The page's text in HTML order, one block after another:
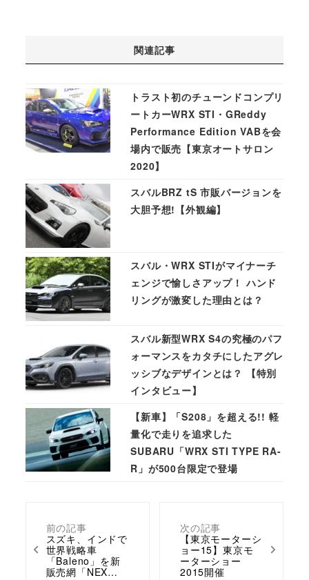
前の記事
スズキ、インドで
世界戦略車
「Baleno」を新
販売網「NEX…
次の記事
【東京モーターシ
ョー15】東京モ
ーターショー
2015開催
関連記事
トラスト初のチューンドコンプリ
ートカーWRX STI・GReddy
Performance Edition VABを会
場内で販売【東京オートサロン
2020】
スバルBRZ tS 市販バージョンを
大胆予想!【外観編】
スバル・WRX STIがマイナーチ
ェンジで愉しさアップ！ ハンド
リングが激変した理由とは？
スバル新型WRX S4の究極のパフ
ォーマンスをカタチにしたアグレ
ッシブなデザインとは？ 【特別
インタビュー】
【新車】「S208」を超える!! 軽
量化で走りを追求した
SUBARU「WRX STI TYPE RA-
R」が500台限定で登場